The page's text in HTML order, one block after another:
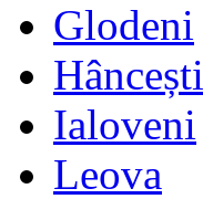
Glodeni
Hâncești
Ialoveni
Leova